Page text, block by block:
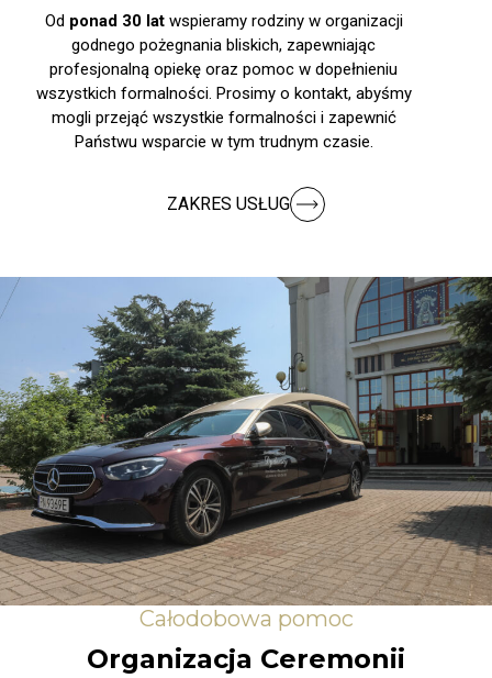
Od ponad 30 latwspieramy rodziny w organizacji
godnego pożegnania bliskich, zapewniając
profesjonalną opiekę oraz pomoc w dopełnieniu
wszystkich formalności. Prosimy o kontakt, abyśmy
mogli przejąć wszystkie formalności i zapewnić
Państwu wsparcie w tym trudnym czasie.
ZAKRES USŁUG
Całodobowa pomoc
Organizacja Ceremonii